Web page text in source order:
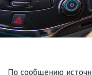
По сообщению